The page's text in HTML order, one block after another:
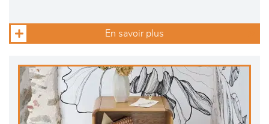
En savoir plus